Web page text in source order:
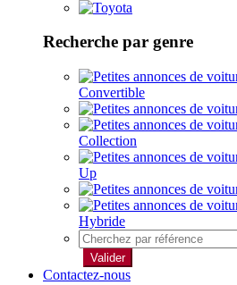
Recherche par genre
Convertible
Collection
Up
Hybride
Valider
Contactez-nous